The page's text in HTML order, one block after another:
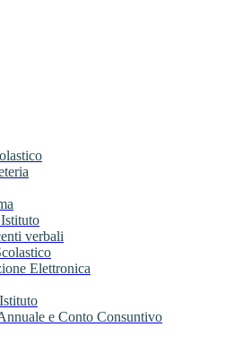
verbali
Elettronica
e Conto Consuntivo